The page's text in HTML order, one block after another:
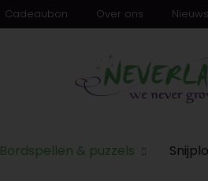
Cadeaubon Over ons
Bordspellen & puzzels